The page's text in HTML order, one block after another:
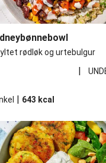
rødløk og urtebulgur
|
| 643 kcal